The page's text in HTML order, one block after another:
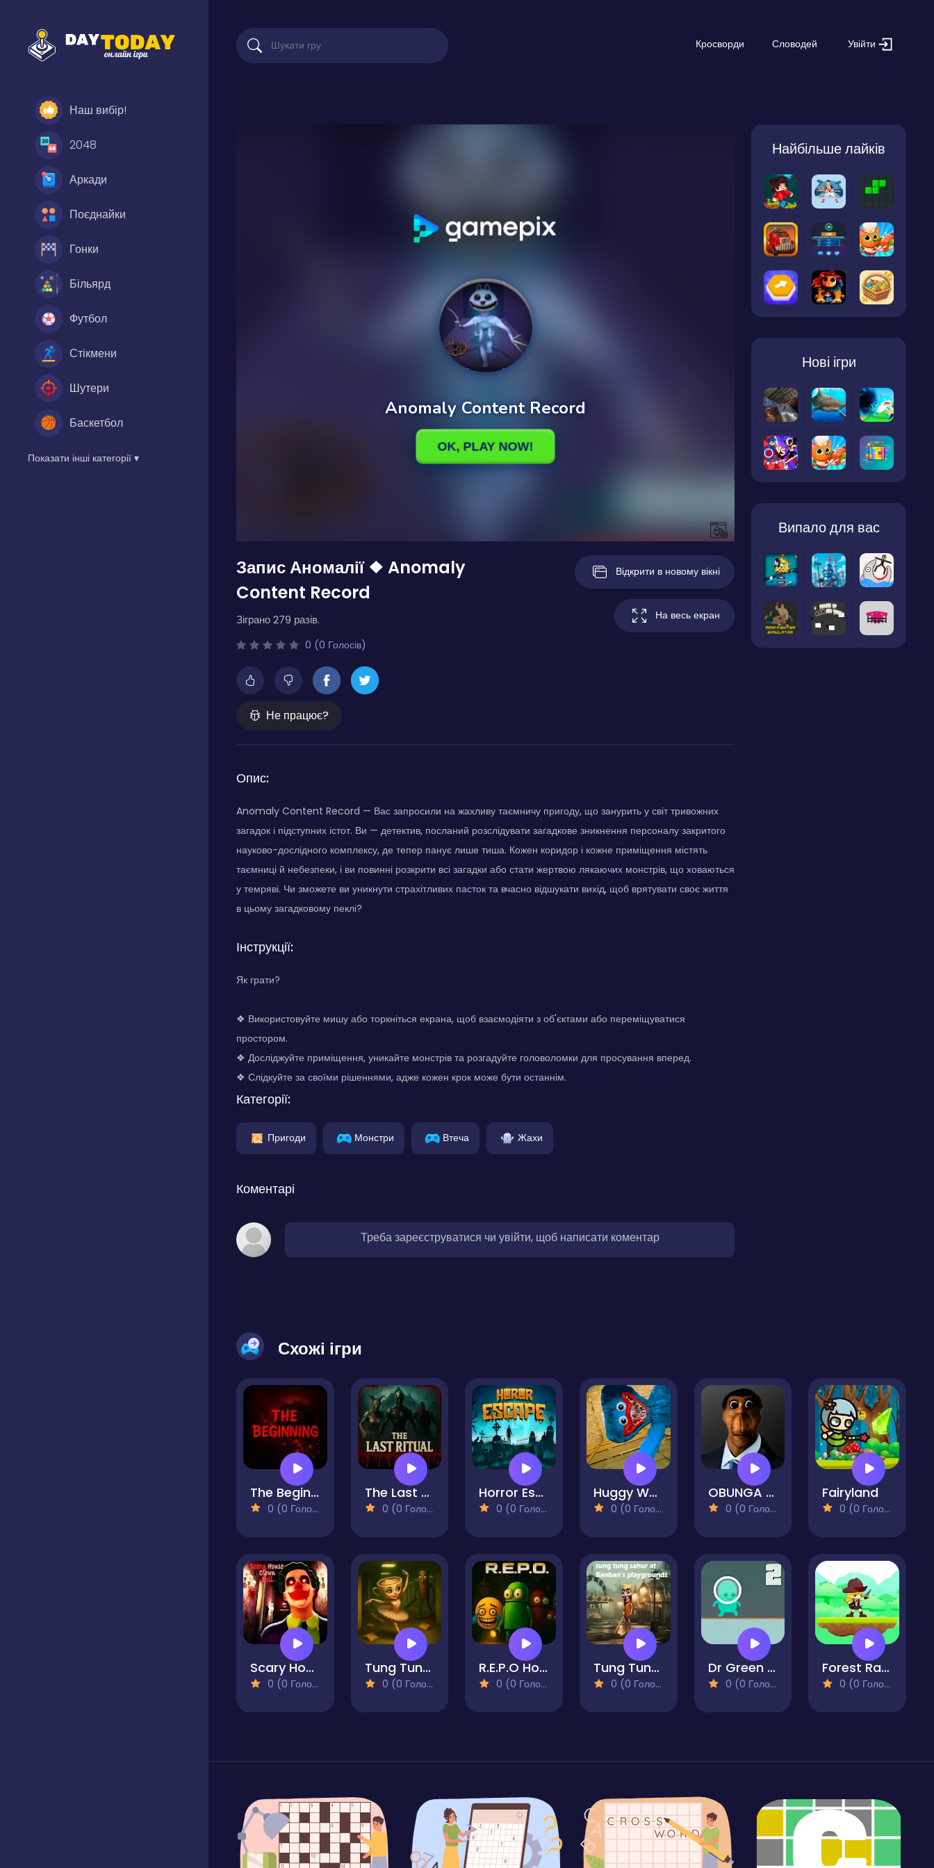
Наш вибір!
2048
Аркади
Поєднайки
Гонки
Більярд
Футбол
Стікмени
Шутери
Баскетбол
Показати інші категорії ▾
Кросворди Словодей Увійти
Запис Аномалії ❖ Anomaly
Content Record
Зіграно 279 разів.
0 (0 Голосів)
Не працює?
Відкрити в новому вікні
На весь екран
Опис:
Anomaly Content Record — Вас запросили на жахливу таємничу пригоду, що занурить у світ тривожних
загадок і підступних істот. Ви — детектив, посланий розслідувати загадкове зникнення персоналу закритого
науково-дослідного комплексу, де тепер панує лише тиша. Кожен коридор і кожне приміщення містять
таємниці й небезпеки, і ви повинні розкрити всі загадки або стати жертвою лякаючих монстрів, що ховаються
у темряві. Чи зможете ви уникнути страхітливих пасток та вчасно відшукати вихід, щоб врятувати своє життя
в цьому загадковому пеклі?
Інструкції:
Як грати?
❖ Використовуйте мишу або торкніться екрана, щоб взаємодіяти з об'єктами або переміщуватися
простором.
❖ Досліджуйте приміщення, уникайте монстрів та розгадуйте головоломки для просування вперед.
❖ Слідкуйте за своїми рішеннями, адже кожен крок може бути останнім.
Категорії:
Пригоди Монстри Втеча Жахи
Коментарі
Треба зареєструватися чи увійти, щоб написати коментар
Найбільше лайків
Нові ігри
Випало для вас
Схожі ігри
The Beginning
0 (0 Голосів)
The Last Ritual
0 (0 Голосів)
Horror Escape
0 (0 Голосів)
Huggy Wuggy - Guess the right door
0 (0 Голосів)
OBUNGA The Game
0 (0 Голосів)
Fairyland
0 (0 Голосів)
Scary House Clown Evil
0 (0 Голосів)
Tung Tung Sahur at Backrooms
0 (0 Голосів)
R.E.P.O Horror Escape
0 (0 Голосів)
Tung Tung Sahur at Banban Playgrounds
0 (0 Голосів)
Dr Green Alien 2
0 (0 Голосів)
Forest Ranger Adventure
0 (0 Голосів)